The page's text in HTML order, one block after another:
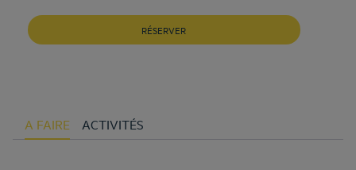
RÉSERVER
A FAIRE ACTIVITÉS